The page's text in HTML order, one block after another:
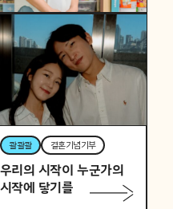
콸콸콸 뷰티풀커넥트
우리 동네가 어제보다 다
정해지는 법
콸콸콸 결혼기념기부
우리의 시작이 누군가의
시작에 닿기를